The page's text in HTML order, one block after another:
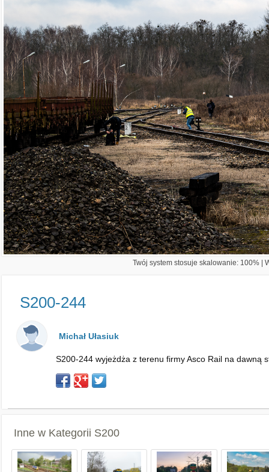
Twój system stosuje skalowanie: 100% |
S200-244
Michał Ułasiuk
S200-244 wyjeżdża z terenu firmy Asco Rail na dawną
Inne w Kategorii S200